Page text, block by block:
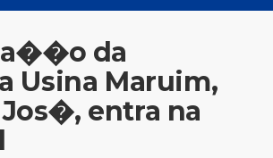
da
Usina Maruim,
entra na